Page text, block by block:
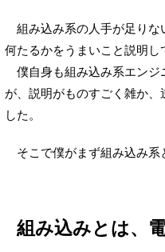
組み込み系の人手が足りな
何たるかをうまいこと説明し
僕自身も組み込み系エンジ
が、説明がものすごく雑か
した。
そこで僕がまず組み込み系
組み込みとは、